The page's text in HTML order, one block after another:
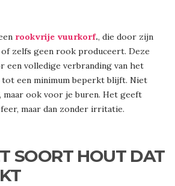
rookvrije vuurkorf., die door zijn
zelfs geen rook produceert. Deze
een volledige verbranding van het
een minimum beperkt blijft. Niet
ook voor je buren. Het geeft
maar dan zonder irritatie.
SOORT HOUT DAT